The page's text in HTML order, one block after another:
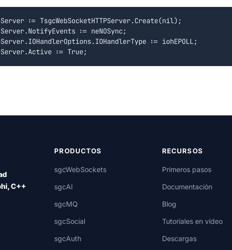
:= TsgcWebSocketHTTPServer.Create(nil);
:= neNOSync;
:= iohEPOLL;
C++
PRODUCTOS
sgcWebSockets
sgcAI
sgcMQ
sgcSocial
sgcAuth
RECURSOS
Primeros pasos
Documentación
Blog
Tutoriales en vídeo
Descargas